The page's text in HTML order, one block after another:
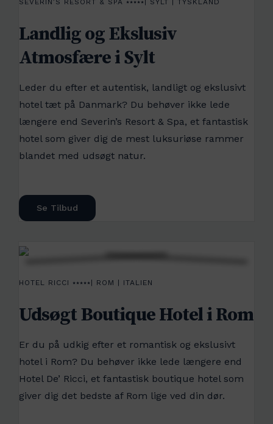
SEVERIN’S RESORT & SPA ⭑⭑⭑⭑⭑| SYLT | TYSKLAND
Landlig og Ekslusiv
Atmosfære i Sylt
Leder du efter et autentisk, landligt og ekslusivt
hotel tæt på Danmark? Du behøver ikke lede
længere end Severin’s Resort & Spa, et fantastisk
hotel som giver dig de mest luksuriøse rammer
blandet med udsøgt natur.
Se Tilbud
HOTEL RICCI ⭑⭑⭑⭑⭑| ROM | ITALIEN
Udsøgt Boutique Hotel i Rom
Er du på udkig efter et romantisk og ekslusivt
hotel i Rom? Du behøver ikke lede længere end
Hotel De’ Ricci, et fantastisk boutique hotel som
giver dig det bedste af Rom lige ved din dør.